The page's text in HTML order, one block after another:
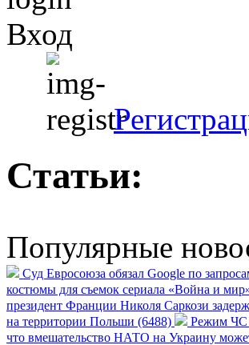
Вход
Статьи:
Популярные
Суд Евросоюза обязал Google по
костюмы для съемок сериала «Война и
президент Франции Николя Саркози
на территории Польши (6488)
Режим ЧС
что вмешательство НАТО на Украину